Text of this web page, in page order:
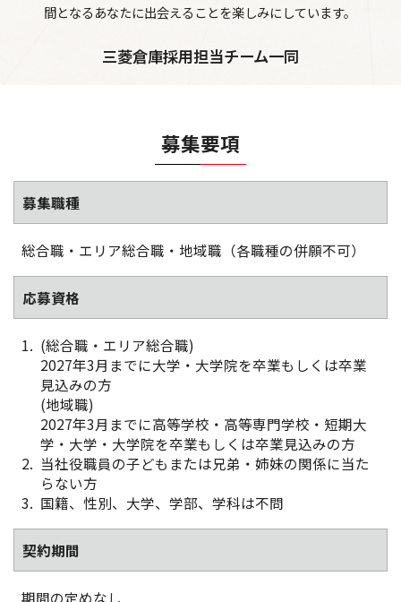
間となるあなたに出会えることを楽しみにしています。
三菱倉庫採用担当チーム一同
募集要項
募集職種
総合職・エリア総合職・地域職（各職種の併願不可）
応募資格
(総合職・エリア総合職)
2027年3月までに大学・大学院を卒業もしくは卒業
見込みの方
(地域職)
2027年3月までに高等学校・高等専門学校・短期大
学・大学・大学院を卒業もしくは卒業見込みの方
当社役職員の子どもまたは兄弟・姉妹の関係に当た
らない方
国籍、性別、大学、学部、学科は不問
契約期間
期間の定めなし